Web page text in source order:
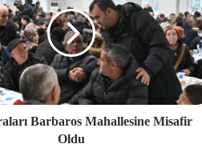
Barbaros Mahallesine Misafir
Oldu